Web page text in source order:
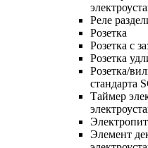
Реле
Розетка
Розетка с
Розетка
Розетка/
стандарта
Таймер
Элемент